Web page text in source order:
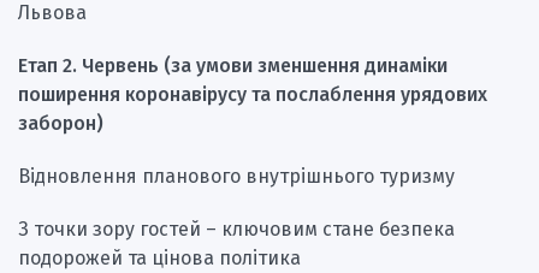
Львова
Етап 2. Червень (за умови зменшення динаміки
поширення коронавірусу та послаблення урядових
заборон)
Відновлення планового внутрішнього туризму
З точки зору гостей – ключовим стане безпека
подорожей та цінова політика